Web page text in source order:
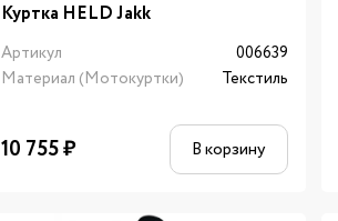
Куртка HELD Jakk
Артикул
006639
Материал (Мотокуртки)
Текстиль
10 755₽ В корзину